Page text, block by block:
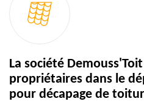
La société
propriétaires dans le
pour décapage de